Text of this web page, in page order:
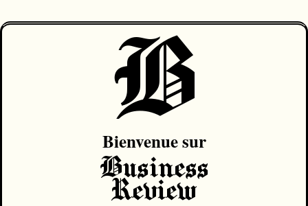
B
Bienvenue sur
Business
Review